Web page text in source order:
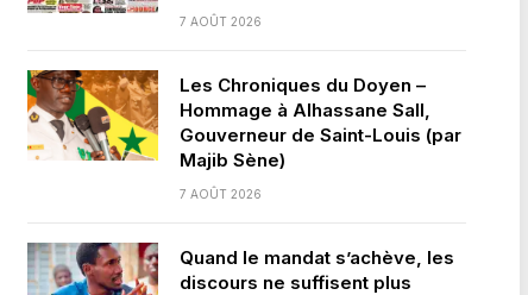
7 AOÛT 2026
Les Chroniques du Doyen –
Hommage à Alhassane Sall,
Gouverneur de Saint-Louis (par
Majib Sène)
7 AOÛT 2026
Quand le mandat s’achève, les
discours ne suffisent plus